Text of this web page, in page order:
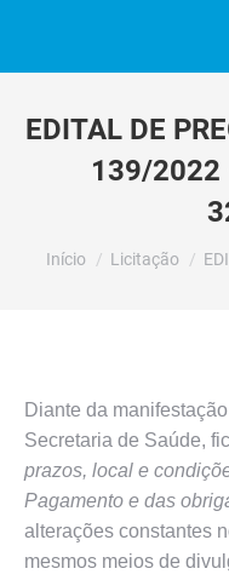
EDITAL DE
139/2022
Você está aqui:
Início Licitação
Diante da
Secretaria de Saúde,
prazos, local e
Pagamento e das
alterações constantes
mesmos meios de